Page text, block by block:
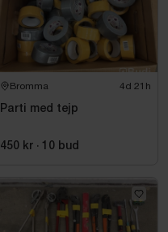
Bromma 4d 21h
Parti med tejp
450 kr · 10 bud